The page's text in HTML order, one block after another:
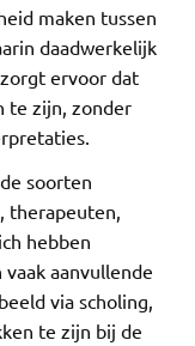
maken tussen
daadwerkelijk
ervoor dat
te zijn, zonder
soorten
therapeuten,
hebben
aanvullende
via scholing,
te zijn bij de